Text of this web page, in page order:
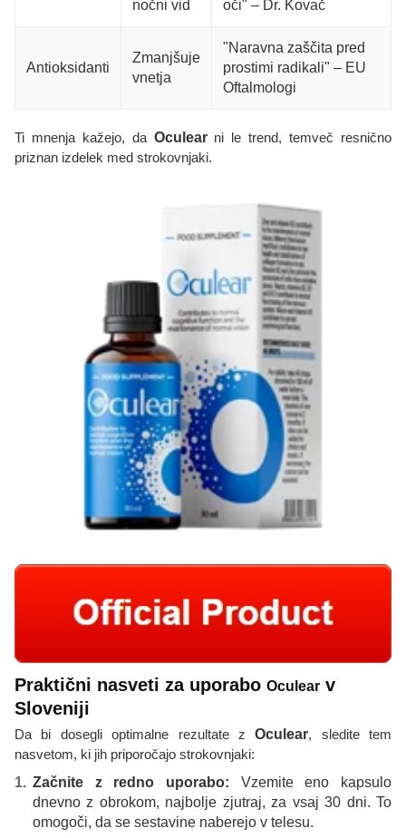
nočni vid oči" – Dr. Kovač
Antioksidanti
Zmanjšuje
vnetja
"Naravna zaščita pred
prostimi radikali" – EU
Oftalmologi
Ti mnenja kažejo, da Oculearni le trend, temveč resnično
priznan izdelek med strokovnjaki.
Praktični nasveti za uporabo Oculear v
Sloveniji
Da bi dosegli optimalne rezultate zOculear, sledite tem
nasvetom, ki jih priporočajo strokovnjaki:
Začnite z redno uporabo: Vzemite eno kapsulo
dnevno z obrokom, najbolje zjutraj, za vsaj 30 dni. To
omogoči, da se sestavine naberejo v telesu.